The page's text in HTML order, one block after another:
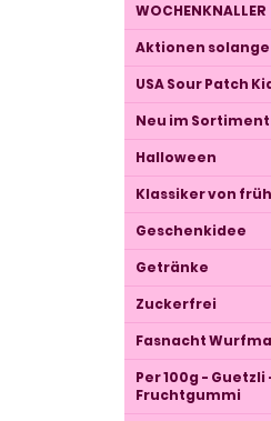
WOCHENKNALLER
Aktionen
USA Sour Patch
Neu im Sortiment
Halloween
Klassiker von
Geschenkidee
Getränke
Zuckerfrei
Fasnacht
Per 100g -
Fruchtgummi